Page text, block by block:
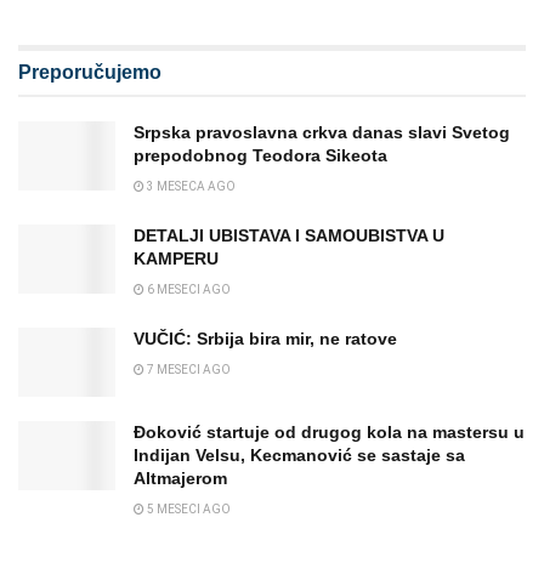
Preporučujemo
Srpska pravoslavna crkva danas slavi Svetog
prepodobnog Teodora Sikeota
3 MESECA AGO
DETALJI UBISTAVA I SAMOUBISTVA U
KAMPERU
6 MESECI AGO
VUČIĆ: Srbija bira mir, ne ratove
7 MESECI AGO
Đoković startuje od drugog kola na mastersu u
Indijan Velsu, Kecmanović se sastaje sa
Altmajerom
5 MESECI AGO